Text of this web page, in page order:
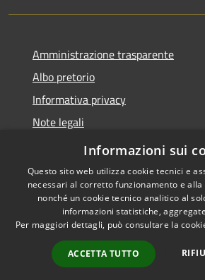
Amministrazione trasparente
Albo pretorio
Informativa privacy
Note legali
Dichiarazione di accessibilità
Accessibilità
Informazioni sui
Questo sito web utilizza cookie tecnici e
necessari al corretto funzionamento e
nonché un cookie tecnico analitico al
informazioni statistiche,
Per maggiori dettagli, può consultare la
ACCETTA TUTTO